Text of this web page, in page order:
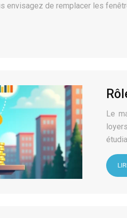
envisagez de remplacer les
Le